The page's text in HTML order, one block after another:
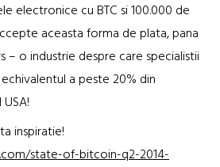
electronice cu BTC si 100.000 de
aceasta forma de plata, pana
– o industrie despre care specialistii
a peste 20% din
inspiratie!
state-of-bitcoin-q2-2014-